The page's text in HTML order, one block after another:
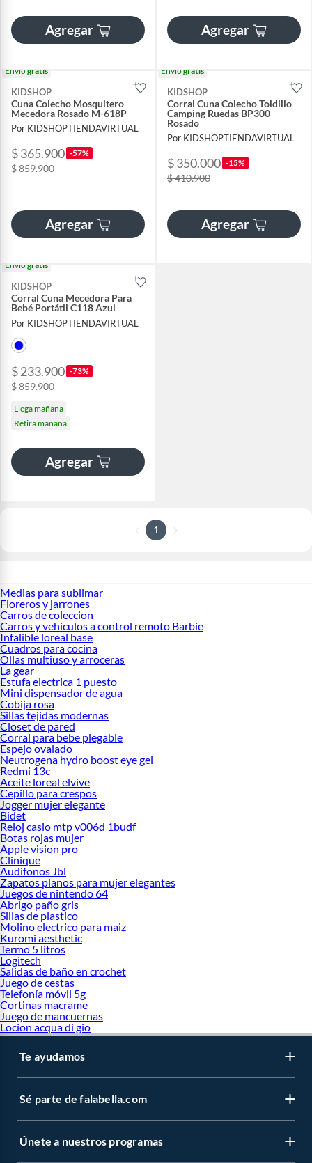
Agregar Agregar
Envíogratis
KIDSHOP
Cuna Colecho Mosquitero
Mecedora Rosado M-618P
Por KIDSHOPTIENDAVIRTUAL
$ 365.900 -57%
$ 859.900
Agregar
Envíogratis
KIDSHOP
Corral Cuna Colecho Toldillo
Camping Ruedas BP300
Rosado
Por KIDSHOPTIENDAVIRTUAL
$ 350.000 -15%
$ 410.900
Agregar
Envíogratis
KIDSHOP
Corral Cuna Mecedora Para
Bebé Portátil C118 Azul
Por KIDSHOPTIENDAVIRTUAL
$ 233.900 -73%
$ 859.900
Llega mañana
Retira mañana
Agregar
1
Medias para sublimar
Floreros y jarrones
Carros de coleccion
Carros y vehiculos a control remoto Barbie
Infalible loreal base
Cuadros para cocina
Ollas multiuso y arroceras
La gear
Estufa electrica 1 puesto
Mini dispensador de agua
Cobija rosa
Sillas tejidas modernas
Closet de pared
Corral para bebe plegable
Espejo ovalado
Neutrogena hydro boost eye gel
Redmi 13c
Aceite loreal elvive
Cepillo para crespos
Jogger mujer elegante
Bidet
Reloj casio mtp v006d 1budf
Botas rojas mujer
Apple vision pro
Clinique
Audifonos Jbl
Zapatos planos para mujer elegantes
Juegos de nintendo 64
Abrigo paño gris
Sillas de plastico
Molino electrico para maiz
Kuromi aesthetic
Termo 5 litros
Logitech
Salidas de baño en crochet
Juego de cestas
Telefonía móvil 5g
Cortinas macrame
Juego de mancuernas
Locion acqua di gio
Te ayudamos
Sé parte de falabella.com
Únete a nuestros programas